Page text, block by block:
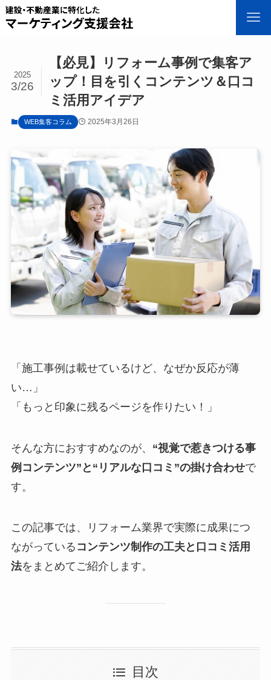
【必見】リフォーム事例で集客ア
ップ！目を引くコンテンツ＆口コ
ミ活用アイデア
2025
3/26
WEB集客コラム 2025年3月26日
「施工事例は載せているけど、なぜか反応が薄
い…」
「もっと印象に残るページを作りたい！」
そんな方におすすめなのが、 “視覚で惹きつける事
例コンテンツ”と“リアルな口コミ”の掛け合わせで
す。
この記事では、リフォーム業界で実際に成果につ
ながっている コンテンツ制作の工夫と口コミ活用
法をまとめてご紹介します。
目次